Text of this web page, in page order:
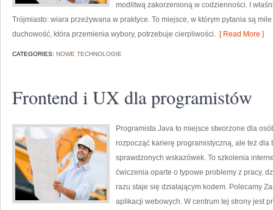
modlitwą zakorzenioną w codzienności. I
Trójmiasto: wiara przeżywana w praktyce. To miejsce, w którym pytania są
duchowość, która przemienia wybory, potrzebuje cierpliwości. [ Read More ]
CATEGORIES: NOWE TECHNOLOGIE
Frontend i UX dla programistów
Programista Java to miejsce stworzone dla
rozpocząć karierę programistyczną, ale też dla
sprawdzonych wskazówek. To szkolenia
ćwiczenia oparte o typowe problemy z pracy,
razu staje się działającym kodem. Polecamy
aplikacji webowych. W centrum tej strony jest